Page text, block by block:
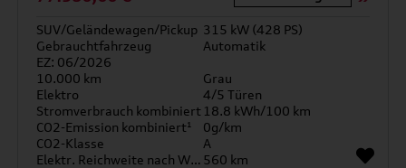
SUV/Geländewagen/Pickup 315 kW (428 PS)
Gebrauchtfahrzeug
Automatik
EZ: 06/2026
10.000 km
Grau
Elektro
4/5 Türen
Stromverbrauch kombiniert 18.8 kWh/100 km
CO2-Emission kombiniert¹
0g/km
CO2-Klasse
A
Elektr. Reichweite nach WLTP* 560 km